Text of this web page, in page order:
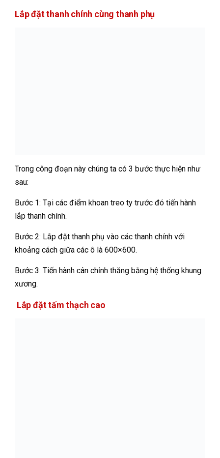
Lắp đặt thanh chính cùng thanh phụ
Trong công đoạn này chúng ta có 3 bước thực hiện như
sau:
Bước 1: Tại các điểm khoan treo ty trước đó tiến hành
lắp thanh chính.
Bước 2: Lắp đặt thanh phụ vào các thanh chính với
khoảng cách giữa các ô là 600×600.
Bước 3: Tiến hành cân chỉnh thăng bằng hệ thống khung
xương.
Lắp đặt tấm thạch cao